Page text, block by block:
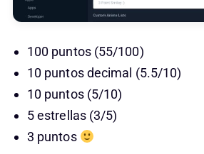
100 puntos (55/100)
10 puntos decimal (5.5/10)
10 puntos (5/10)
5 estrellas (3/5)
3 puntos